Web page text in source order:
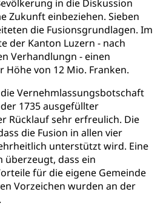
in die Diskussion
Zukunft einbeziehen. Sieben
die Fusionsgrundlagen. Im
der Kanton Luzern - nach
Verhandlungn - einen
Höhe von 12 Mio. Franken.
Vernehmlassungsbotschaft
1735 ausgefüllter
Rücklauf sehr erfreulich. Die
die Fusion in allen vier
unterstützt wird. Eine
überzeugt, dass ein
für die eigene Gemeinde
Vorzeichen wurden an der
für Migration
Visum, Geburtsurkunde
Fischereiausweis
bestellen
und Pyrotechnik
Identitätskarte
(Führerausweis,
Erwerb des
des Bürgerrechts,
Geburtsanzeige
(WAS Luzern)
/ Geburt (gruezi.lu.ch)
Jugendschutz